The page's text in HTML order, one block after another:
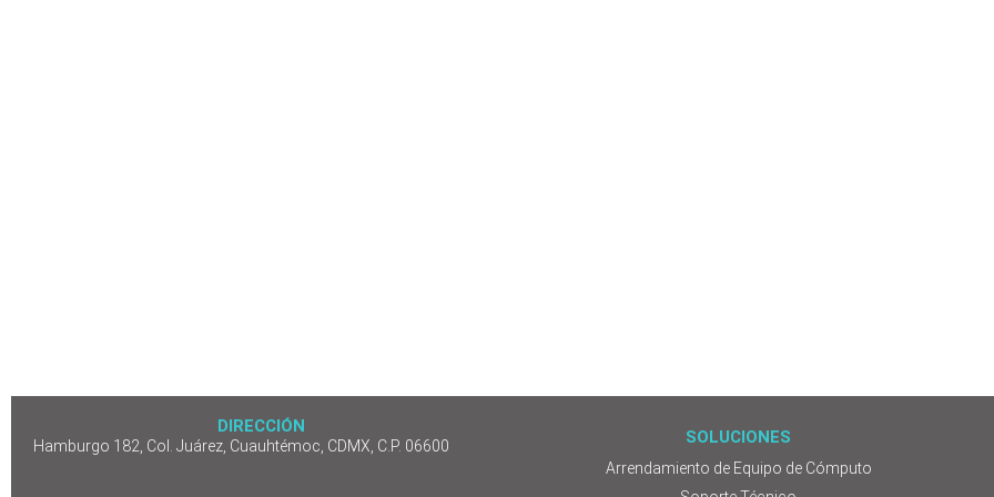
DIRECCIÓN
Hamburgo 182, Col. Juárez, Cuauhtémoc, CDMX, C.P. 06600 SOLUCIONES
Arrendamiento de Equipo de Cómputo